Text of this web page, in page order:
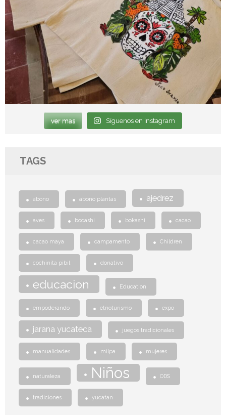
ver mas Síguenos en Instagram
TAGS
abono abono plantas ajedrez
aves bocashi bokashi cacao
cacao maya campamento Children
cochinita pibil donativo
educacion Education
empoderando etnoturismo expo
jarana yucateca juegos tradicionales
manualidades milpa mujeres
naturaleza Niños ODS
tradiciones yucatan